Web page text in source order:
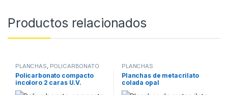
Productos relacionados
PLANCHAS, POLICARBONATO
COMPACTO
Policarbonato compacto
incoloro 2 caras U.V.
PLANCHAS
Planchas de metacrilato
colada opal